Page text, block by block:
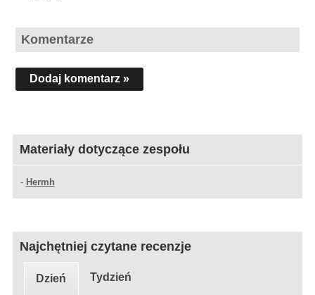
Komentarze
Dodaj komentarz »
Materiały dotyczące zespołu
- Hermh
Najchętniej czytane recenzje
Dzień Tydzień